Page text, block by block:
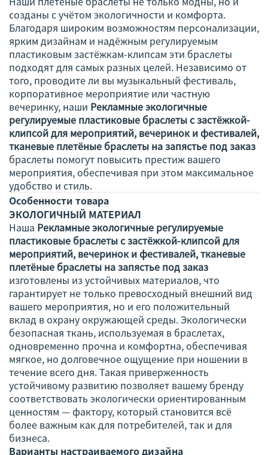
созданы с учётом экологичности и комфорта.
Благодаря широким возможностям персонализации,
ярким дизайнам и надёжным регулируемым
пластиковым застёжкам-клипсам эти браслеты
подходят для самых разных целей. Независимо от
того, проводите ли вы музыкальный фестиваль,
корпоративное мероприятие или частную
вечеринку, наши Рекламные экологичные
регулируемые пластиковые браслеты с застёжкой-
клипсой для мероприятий, вечеринок и фестивалей,
тканевые плетёные браслеты на запястье под заказ
браслеты помогут повысить престиж вашего
мероприятия, обеспечивая при этом максимальное
удобство и стиль.
Особенности товара
ЭКОЛОГИЧНЫЙ МАТЕРИАЛ
Наша Рекламные экологичные регулируемые
пластиковые браслеты с застёжкой-клипсой для
мероприятий, вечеринок и фестивалей, тканевые
плетёные браслеты на запястье под заказ
изготовлены из устойчивых материалов, что
гарантирует не только превосходный внешний вид
вашего мероприятия, но и его положительный
вклад в охрану окружающей среды. Экологически
безопасная ткань, используемая в браслетах,
одновременно прочна и комфортна, обеспечивая
мягкое, но долговечное ощущение при ношении в
течение всего дня. Такая приверженность
устойчивому развитию позволяет вашему бренду
соответствовать экологически ориентированным
ценностям — фактору, который становится всё
более важным как для потребителей, так и для
бизнеса.
Варианты настраиваемого дизайна